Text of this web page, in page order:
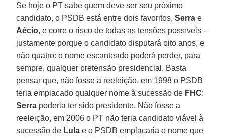
Se hoje o PT sabe quem deve ser seu próximo
candidato, o PSDB está entre dois favoritos,Serra e
Aécio, e corre o risco de todas as tensões possíveis -
justamente porque o candidato disputará oito anos, e
não quatro: o nome escanteado poderá perder, para
sempre, qualquer pretensão presidencial. Basta
pensar que, não fosse a reeleição, em 1998 o PSDB
teria emplacado qualquer nome à sucessão de FHC:
Serra poderia ter sido presidente. Não fosse a
reeleição, em 2006 o PT não teria candidato viável à
sucessão de Lula e o PSDB emplacaria o nome que